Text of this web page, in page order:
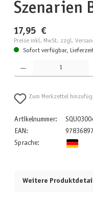
Szenarien
17,95 €
Preise inkl. MwSt. zzgl.
Sofort verfügbar,
Produkt Anzahl: Gib den
Zum Merkzettel
Artikelnummer:
EAN:
Sprache:
Weitere